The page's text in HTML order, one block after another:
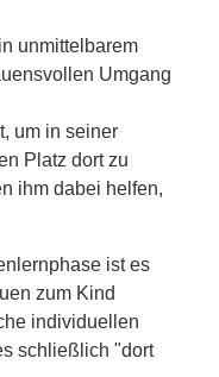
unmittelbarem
Umgang
um in seiner
Platz dort zu
ihm dabei helfen,
ist es
zum Kind
individuellen
schließlich "dort